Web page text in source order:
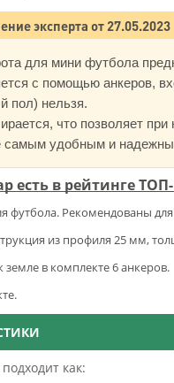
эксперта от 27.05.2023
для мини футбола
с помощью анкеров,
пол) нельзя.
что позволяет
самым удобным и
есть в рейтинге
футбола. Рекомендованы
из профиля 25 мм,
земле в комплекте 6 анкеров.
как: